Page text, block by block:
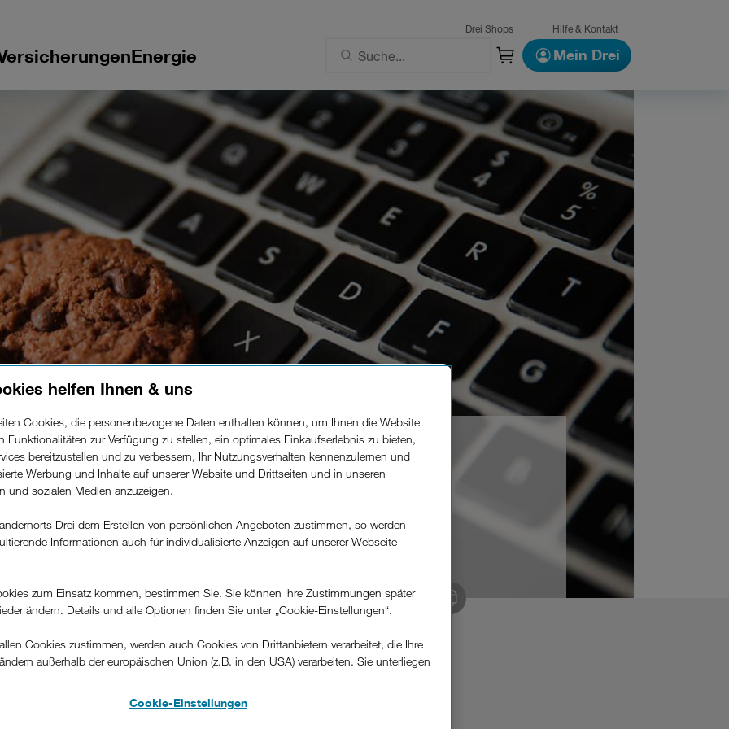
Drei Shops Hilfe & Kontakt
Energie Mein Drei
Cookies? Gefährlich oder
FacebookTwitterLinkedIn
E-Mail Link des Blogs kopieren
über verschiedene Websites hinweg namentlich begrüßt
Werbeanzeigen sehen oder Ihren Wohnort mit zutreffender
vorgeschlagen bekommen, dann sind Cookies im
helfen Ihnen & uns
Cookies, die personenbezogene Daten enthalten können, um Ihnen die Website
Funktionalitäten zur Verfügung zu stellen, ein optimales Einkaufserlebnis zu bieten,
bereitzustellen und zu verbessern, Ihr Nutzungsverhalten kennenzulernen und
Werbung und Inhalte auf unserer Website und Drittseiten und in unseren
und sozialen Medien anzuzeigen.
Drei dem Erstellen von persönlichen Angeboten zustimmen, so werden
Informationen auch für individualisierte Anzeigen auf unserer Webseite
zum Einsatz kommen, bestimmen Sie. Sie können Ihre Zustimmungen später
ändern. Details und alle Optionen finden Sie unter „Cookie-Einstellungen“.
Cookies zustimmen, werden auch Cookies von Drittanbietern verarbeitet, die Ihre
außerhalb der europäischen Union (z.B. in den USA) verarbeiten. Sie unterliegen
Cookie-Einstellungen